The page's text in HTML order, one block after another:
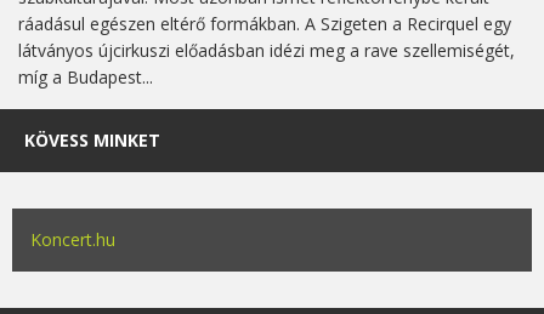
ráadásul egészen eltérő formákban. A Szigeten a Recirquel egy
látványos újcirkuszi előadásban idézi meg a rave szellemiségét,
míg a Budapest...
KÖVESS MINKET
Koncert.hu